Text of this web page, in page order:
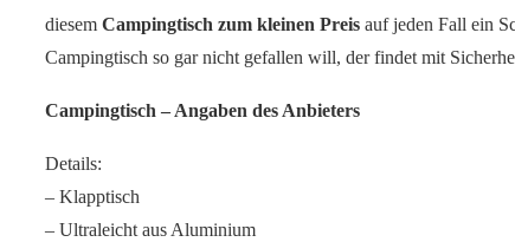
diesem Campingtisch zum kleinen Preis auf jeden Fall ein
Campingtisch so gar nicht gefallen will, der findet mit
Campingtisch – Angaben des Anbieters
Details:
– Klapptisch
– Ultraleicht aus Aluminium